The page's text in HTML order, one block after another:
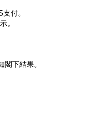
付。
。
下結果。